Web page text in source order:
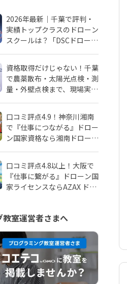
2026年最新｜千葉で評判・
実績トップクラスのドローン
スクールは？「DSCドローン
資格取得だけじゃない！千葉
で農薬散布・太陽光点検・測
量・外壁点検まで、現場実務
口コミ評点4.9！神奈川湘南
で『仕事につながる』ドロー
ン国家資格なら湘南ドローン
口コミ評点4.8以上！大阪で
『仕事に繋がる』ドローン国
家ライセンスならAZAX ドロ
室運営者さまへ